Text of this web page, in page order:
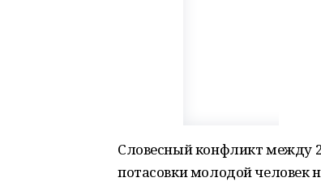
Словесный конфликт между
потасовки молодой человек